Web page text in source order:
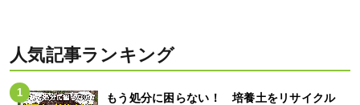
人気記事ランキング
もう処分に困らない！ 培養土をリサイクル